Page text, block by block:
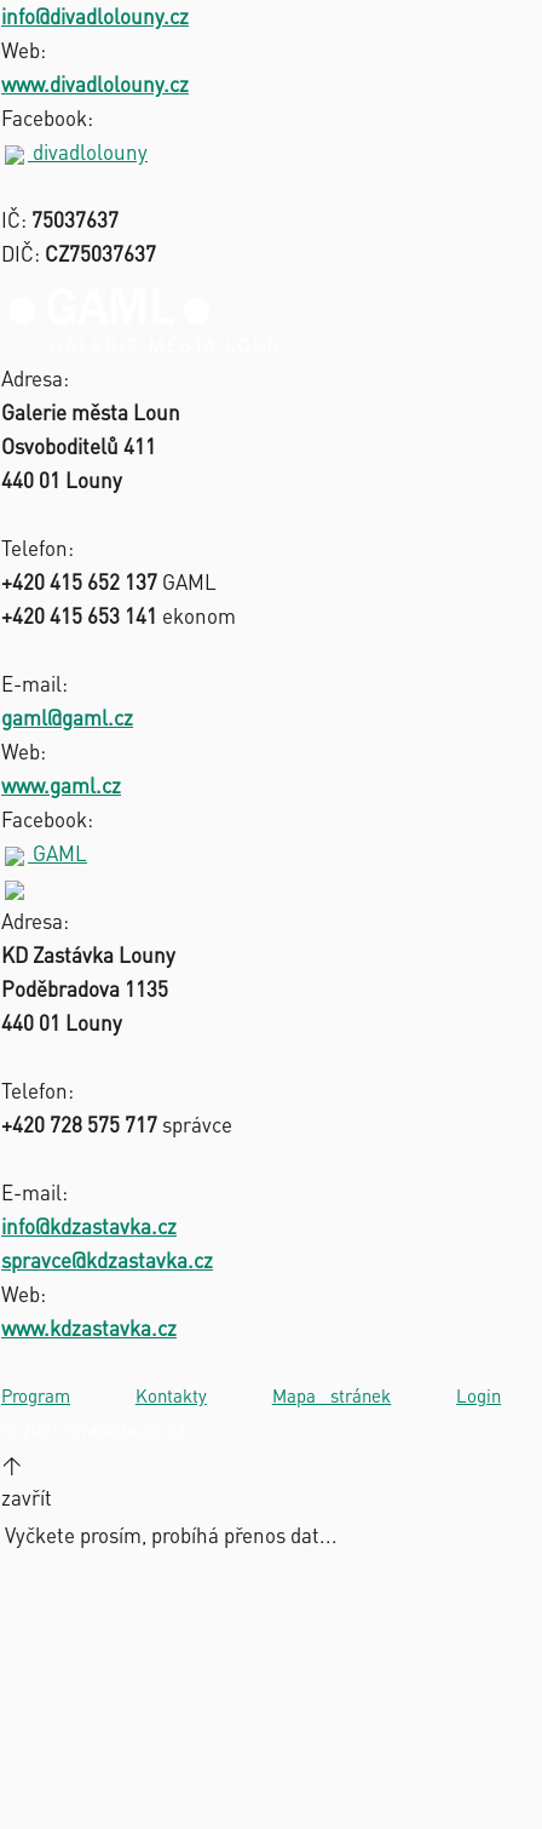
info@divadlolouny.cz
Web:
www.divadlolouny.cz
Facebook:
divadlolouny
IČ: 75037637
DIČ: CZ75037637
Adresa:
Galerie města Loun
Osvoboditelů 411
440 01 Louny
Telefon:
+420 415 652 137 GAML
+420 415 653 141 ekonom
E-mail:
gaml@gaml.cz
Web:
www.gaml.cz
Facebook:
GAML
Adresa:
KD Zastávka Louny
Poděbradova 1135
440 01 Louny
Telefon:
+420 728 575 717 správce
E-mail:
info@kdzastavka.cz
spravce@kdzastavka.cz
Web:
www.kdzastavka.cz
Program Kontakty· Mapa stránek Login
↑
zavřít
Vyčkete prosím, probíhá přenos dat...